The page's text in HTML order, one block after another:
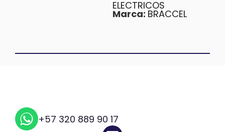
ELECTRICOS
Marca: BRACCEL
+57 320 889 90 17